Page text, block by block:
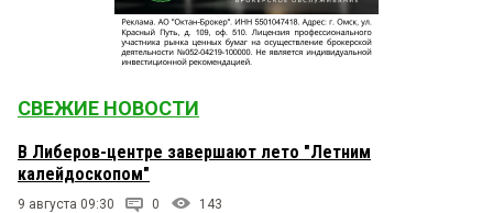
СВЕЖИЕ НОВОСТИ
В Либеров-центре завершают лето "Летним
калейдоскопом"
9 августа 09:30 0 143